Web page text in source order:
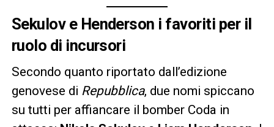
Sekulov e Henderson i favoriti per il
ruolo di incursori
Secondo quanto riportato dall’edizione
genovese di Repubblica, due nomi spiccano
su tutti per affiancare il bomber Coda in